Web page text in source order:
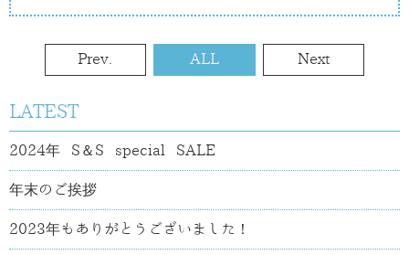
Prev. ALL Next
LATEST
2024年 S＆S special SALE
年末のご挨拶
2023年もありがとうございました！